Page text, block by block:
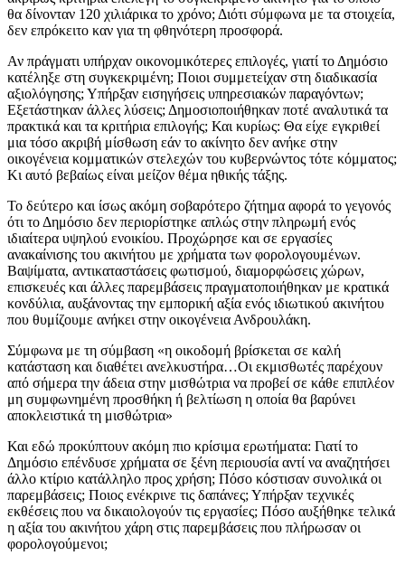
θα δίνονταν 120 χιλιάρικα το χρόνο; Διότι σύμφωνα με τα στοιχεία,
δεν επρόκειτο καν για τη φθηνότερη προσφορά.
Αν πράγματι υπήρχαν οικονομικότερες επιλογές, γιατί το Δημόσιο
κατέληξε στη συγκεκριμένη; Ποιοι συμμετείχαν στη διαδικασία
αξιολόγησης; Υπήρξαν εισηγήσεις υπηρεσιακών παραγόντων;
Εξετάστηκαν άλλες λύσεις; Δημοσιοποιήθηκαν ποτέ αναλυτικά τα
πρακτικά και τα κριτήρια επιλογής; Και κυρίως: Θα είχε εγκριθεί
μια τόσο ακριβή μίσθωση εάν το ακίνητο δεν ανήκε στην
οικογένεια κομματικών στελεχών του κυβερνώντος τότε κόμματος;
Κι αυτό βεβαίως είναι μείζον θέμα ηθικής τάξης.
Το δεύτερο και ίσως ακόμη σοβαρότερο ζήτημα αφορά το γεγονός
ότι το Δημόσιο δεν περιορίστηκε απλώς στην πληρωμή ενός
ιδιαίτερα υψηλού ενοικίου. Προχώρησε και σε εργασίες
ανακαίνισης του ακινήτου με χρήματα των φορολογουμένων.
Βαψίματα, αντικαταστάσεις φωτισμού, διαμορφώσεις χώρων,
επισκευές και άλλες παρεμβάσεις πραγματοποιήθηκαν με κρατικά
κονδύλια, αυξάνοντας την εμπορική αξία ενός ιδιωτικού ακινήτου
που θυμίζουμε ανήκει στην οικογένεια Ανδρουλάκη.
Σύμφωνα με τη σύμβαση «η οικοδομή βρίσκεται σε καλή
κατάσταση και διαθέτει ανελκυστήρα…Οι εκμισθωτές παρέχουν
από σήμερα την άδεια στην μισθώτρια να προβεί σε κάθε επιπλέον
μη συμφωνημένη προσθήκη ή βελτίωση η οποία θα βαρύνει
αποκλειστικά τη μισθώτρια»
Και εδώ προκύπτουν ακόμη πιο κρίσιμα ερωτήματα: Γιατί το
Δημόσιο επένδυσε χρήματα σε ξένη περιουσία αντί να αναζητήσει
άλλο κτίριο κατάλληλο προς χρήση; Πόσο κόστισαν συνολικά οι
παρεμβάσεις; Ποιος ενέκρινε τις δαπάνες; Υπήρξαν τεχνικές
εκθέσεις που να δικαιολογούν τις εργασίες; Πόσο αυξήθηκε τελικά
η αξία του ακινήτου χάρη στις παρεμβάσεις που πλήρωσαν οι
φορολογούμενοι;